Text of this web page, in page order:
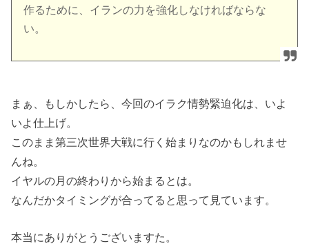
作るために、イランの力を強化しなければならな
い。
まぁ、もしかしたら、今回のイラク情勢緊迫化は、いよ
いよ仕上げ。
このまま第三次世界大戦に行く始まりなのかもしれませ
んね。
イヤルの月の終わりから始まるとは。
なんだかタイミングが合ってると思って見ています。
本当にありがとうございますた。